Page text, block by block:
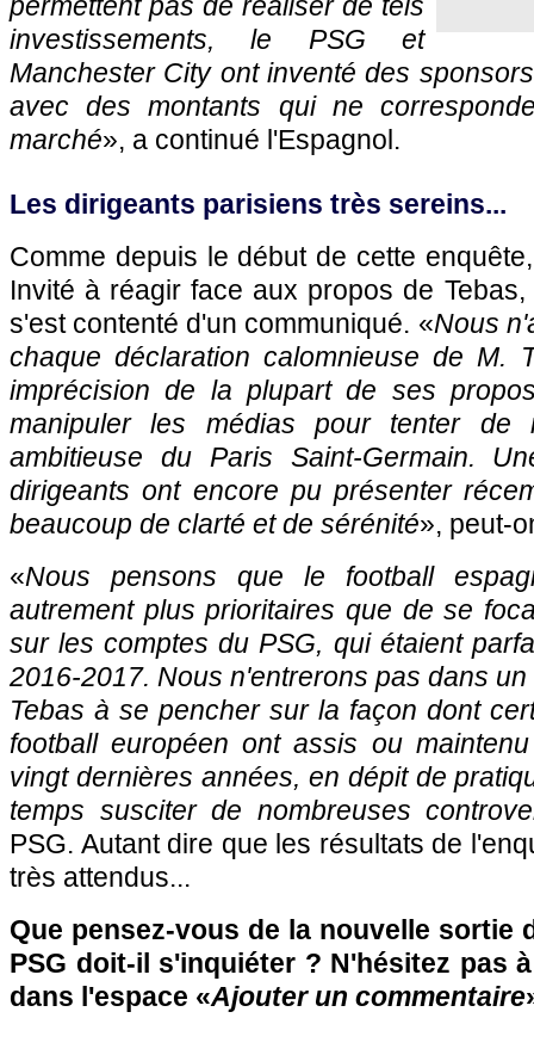
investissements, le PSG et
Manchester City ont inventé des
avec des montants qui ne
marché», a continué l'Espagnol.
Les dirigeants parisiens très sereins...
Comme depuis le début de cette
Invité à réagir face aux propos de
s'est contenté d'un communiqué. «Nous
chaque déclaration calomnieuse de M.
imprécision de la plupart de ses
manipuler les médias pour tenter de
ambitieuse du Paris Saint-Germain.
dirigeants ont encore pu présenter
beaucoup de clarté et de sérénité», peut-
«Nous pensons que le football
autrement plus prioritaires que de se
sur les comptes du PSG, qui étaient
2016-2017. Nous n'entrerons pas dans
Tebas à se pencher sur la façon dont
football européen ont assis ou
vingt dernières années, en dépit de
temps susciter de nombreuses
PSG. Autant dire que les résultats de
très attendus...
Que pensez-vous de la nouvelle sortie
PSG doit-il s'inquiéter ? N'hésitez pas
dans l'espace «Ajouter un commentaire